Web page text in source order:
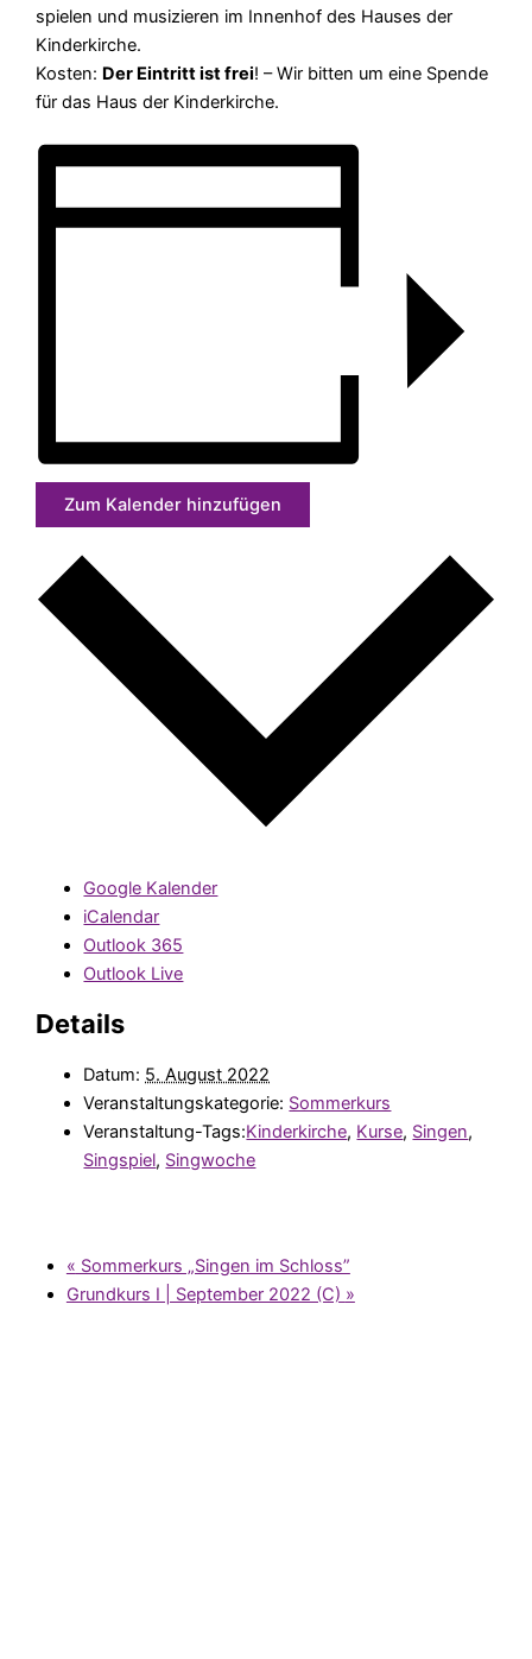
spielen und musizieren im Innenhof des Hauses der
Kinderkirche.
Kosten: Der Eintritt ist frei! – Wir bitten um eine Spende
für das Haus der Kinderkirche.
Zum Kalender hinzufügen
Google Kalender
iCalendar
Outlook 365
Outlook Live
Details
Datum: 5. August 2022
Veranstaltungskategorie: Sommerkurs
Veranstaltung-Tags:Kinderkirche, Kurse, Singen,
Singspiel, Singwoche
« Sommerkurs „Singen im Schloss”
Grundkurs I | September 2022 (C) »